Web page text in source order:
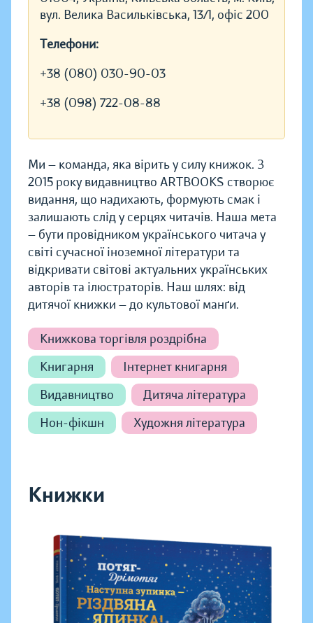
вул. Велика Васильківська, 13/1, офіс 200
Телефони:
+38 (080) 030-90-03
+38 (098) 722-08-88
Ми — команда, яка вірить у силу книжок. З
2015 року видавництво ARTBOOKS створює
видання, що надихають, формують смак і
залишають слід у серцях читачів. Наша мета
— бути провідником українського читача у
світі сучасної іноземної літератури та
відкривати світові актуальних українських
авторів та ілюстраторів. Наш шлях: від
дитячої книжки — до культової манґи.
Книжкова торгівля роздрібна
Книгарня
Інтернет книгарня
Видавництво
Дитяча література
Нон-фікшн
Художня література
Книжки